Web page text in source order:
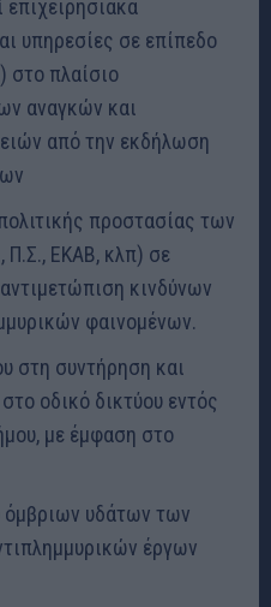
επιχειρησιακά
υπηρεσίες σε επίπεδο
στο πλαίσιο
αναγκών και
από την εκδήλωση
προστασίας των
ΕΚΑΒ, κλπ) σε
κινδύνων
φαινομένων.
στη συντήρηση και
οδικό δικτύου εντός
με έμφαση στο
όμβριων υδάτων των
έργων